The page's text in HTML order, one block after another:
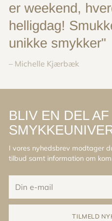
er weekend,
helligdag!
unikke smykker"
– Michelle Kjærbæk
BLIV EN DEL AF
I vores nyhedsbrev modtager
tilbud samt information om
e-
mail
TILMELD